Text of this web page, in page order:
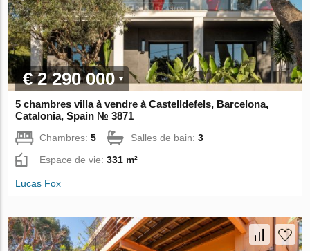
€ 2 290 000
5 chambres villa à vendre à Castelldefels, Barcelona,
Catalonia, Spain № 3871
Chambres:5 Salles de bain:3
Espace de vie:331 m²
Lucas Fox